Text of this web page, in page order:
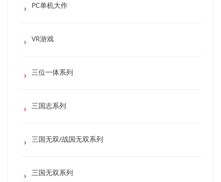
PC单机大作
VR游戏
三位一体系列
三国志系列
三国无双/战国无双系列
三国无双系列